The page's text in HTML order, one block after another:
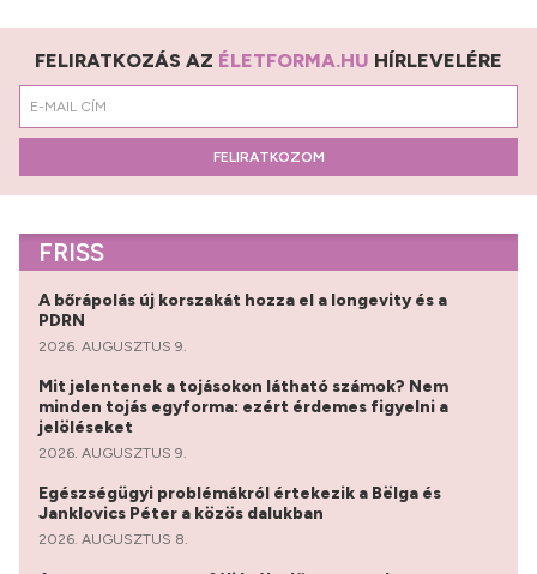
FELIRATKOZÁS AZ ÉLETFORMA.HU HÍRLEVELÉRE
FELIRATKOZOM
FRISS
A bőrápolás új korszakát hozza el a longevity és a
PDRN
2026. AUGUSZTUS 9.
Mit jelentenek a tojásokon látható számok? Nem
minden tojás egyforma: ezért érdemes figyelni a
jelöléseket
2026. AUGUSZTUS 9.
Egészségügyi problémákról értekezik a Bëlga és
Janklovics Péter a közös dalukban
2026. AUGUSZTUS 8.